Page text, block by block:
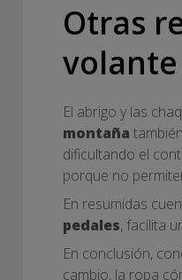
Otras
volante
El abrigo y las
montaña
dificultando el
porque no
En resumidas
pedales, facilita
En conclusión,
cambio, la ropa